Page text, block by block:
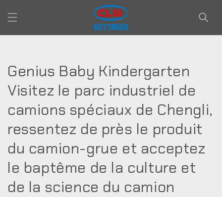
au
contenu
Genius Baby Kindergarten
Visitez le parc industriel de
camions spéciaux de Chengli,
ressentez de près le produit
du camion-grue et acceptez
le baptême de la culture et
de la science du camion